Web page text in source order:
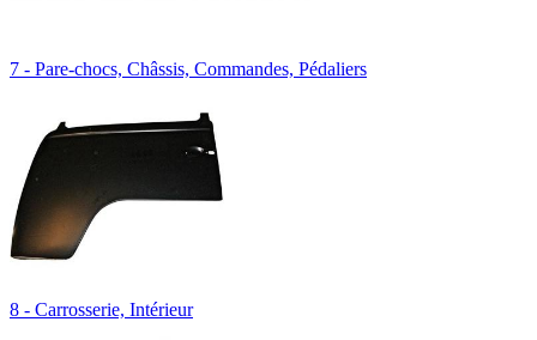
7 - Pare-chocs, Châssis, Commandes, Pédaliers
8 - Carrosserie, Intérieur